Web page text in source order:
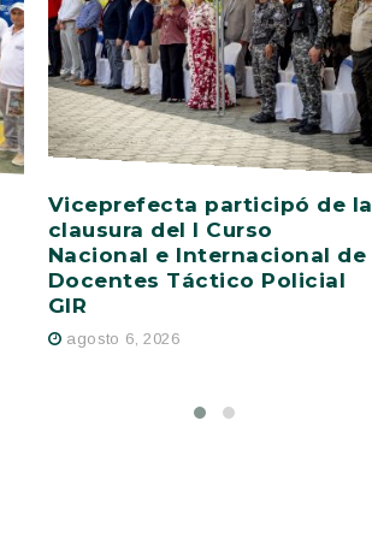
Viceprefecta participó de la
clausura del I Curso
Nacional e Internacional de
Docentes Táctico Policial
GIR
agosto 6, 2026